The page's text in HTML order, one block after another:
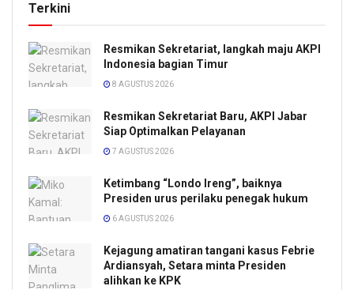
Terkini
Resmikan Sekretariat, langkah maju AKPI
Indonesia bagian Timur
8 AGUSTUS 2026
Resmikan Sekretariat Baru, AKPI Jabar
Siap Optimalkan Pelayanan
7 AGUSTUS 2026
Ketimbang “Londo Ireng”, baiknya
Presiden urus perilaku penegak hukum
6 AGUSTUS 2026
Kejagung amatiran tangani kasus Febrie
Ardiansyah, Setara minta Presiden
alihkan ke KPK